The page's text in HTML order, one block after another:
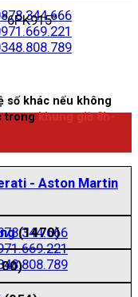
số khác nếu không
trongkhung giờ 8h-
- Aston Martin
(1470)